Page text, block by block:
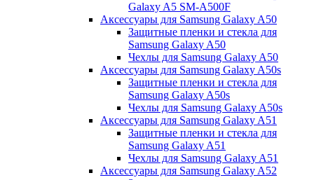
Galaxy A5 SM-A500F
Аксессуары для Samsung Galaxy A50
Защитные пленки и стекла для
Samsung Galaxy A50
Чехлы для Samsung Galaxy A50
Аксессуары для Samsung Galaxy A50s
Защитные пленки и стекла для
Samsung Galaxy A50s
Чехлы для Samsung Galaxy A50s
Аксессуары для Samsung Galaxy A51
Защитные пленки и стекла для
Samsung Galaxy A51
Чехлы для Samsung Galaxy A51
Аксессуары для Samsung Galaxy A52